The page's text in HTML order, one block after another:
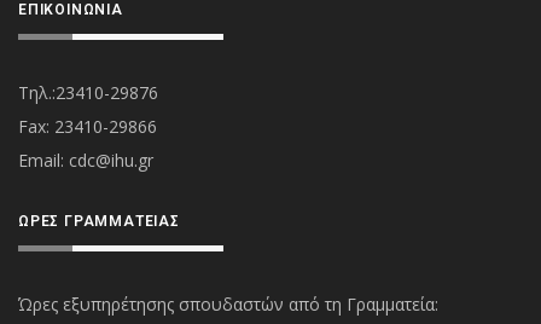
ΕΠΙΚΟΙΝΩΝΊΑ
Τηλ.:23410-29876
Fax: 23410-29866
Εmail: cdc@ihu.gr
ΏΡΕΣ ΓΡΑΜΜΑΤΕΊΑΣ
Ώρες εξυπηρέτησης σπουδαστών από τη Γραμματεία: